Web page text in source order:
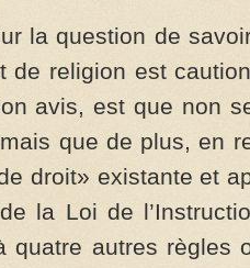
la question de
de religion est
avis, est que non
que de plus, en
droit» existante et
la Loi de
quatre autres règles